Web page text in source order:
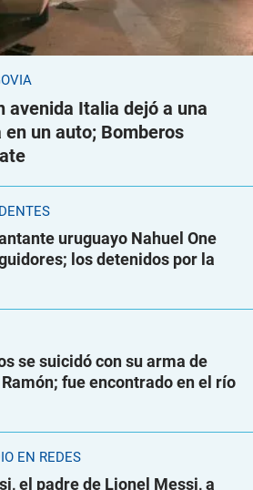
avenida Italia dejó a una
un auto; Bomberos
uruguayo Nahuel One
los detenidos por la
se suicidó con su arma de
fue encontrado en el río
EN REDES
el padre de Lionel Messi, a